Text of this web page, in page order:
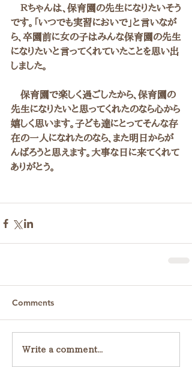
Ｒちゃんは、保育園の先生になりたいそう
です。「いつでも実習においで」と言いなが
ら、卒園前に女の子はみんな保育園の先生
になりたいと言ってくれていたことを思い出
しました。
保育園で楽しく過ごしたから、保育園の
先生になりたいと思ってくれたのなら心から
嬉しく思います。子ども達にとってそんな存
在の一人になれたのなら、また明日からが
んばろうと思えます。大事な日に来てくれて
ありがとう。
Comments
Write a comment...